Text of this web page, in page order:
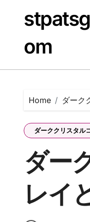
content
om
Home ダーク
ダーククリスタル
ダー
レイ